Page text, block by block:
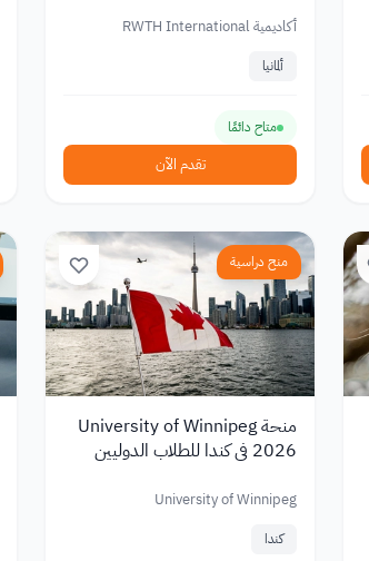
أكاديمية RWTH International
ألمانيا
متاح دائمًا
تقدم الآن
منح دراسية
منحة University of Winnipeg
2026 في كندا للطلاب الدوليين
University of Winnipeg
كندا